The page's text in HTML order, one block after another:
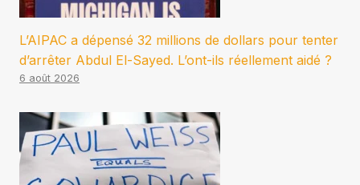
L’AIPAC a dépensé 32 millions de dollars pour tenter
d’arrêter Abdul El-Sayed. L’ont-ils réellement aidé ?
6 août 2026